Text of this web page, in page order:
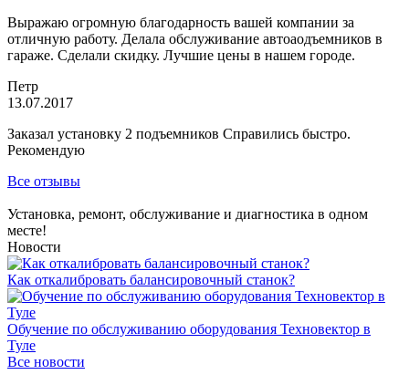
Выражаю огромную благодарность вашей компании за
отличную работу. Делала обслуживание автоаодъемников в
гараже. Сделали скидку. Лучшие цены в нашем городе.
Петр
13.07.2017
Заказал установку 2 подъемников Справились быстро.
Рекомендую
Все отзывы
Установка, ремонт, обслуживание и диагностика в одном
месте!
Новости
Как откалибровать балансировочный станок?
Обучение по обслуживанию оборудования Техновектор в
Туле
Все новости